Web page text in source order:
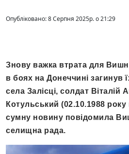
Опубліковано: 8 Серпня 2025р. о 21:29
Знову важка втрата для
в боях на Донеччині загинув
села Залісці, солдат Віталій
Котульський (02.10.1988
сумну новину повідомила
селищна рада.